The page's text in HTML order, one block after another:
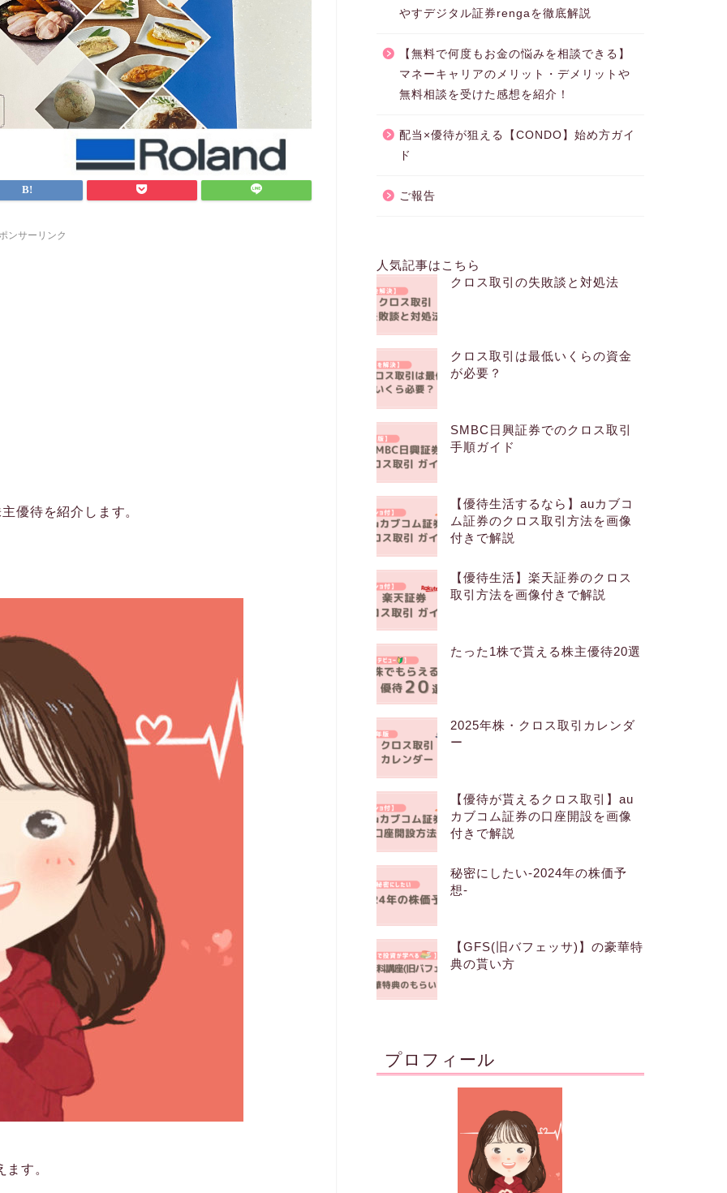
ンサーリンク
優待を紹介します。
す。
やすデジタル証券rengaを徹底解説
【無料で何度もお金の悩みを相談できる】
マネーキャリアのメリット・デメリットや
無料相談を受けた感想を紹介！
配当×優待が狙える【CONDO】始め方ガイ
ド
ご報告
人気記事はこちら
クロス取引の失敗談と対処法
クロス取引は最低いくらの資金
が必要？
SMBC日興証券でのクロス取引
手順ガイド
【優待生活するなら】auカブコ
ム証券のクロス取引方法を画像
付きで解説
【優待生活】楽天証券のクロス
取引方法を画像付きで解説
たった1株で貰える株主優待20選
2025年株・クロス取引カレンダ
ー
【優待が貰えるクロス取引】au
カブコム証券の口座開設を画像
付きで解説
秘密にしたい-2024年の株価予
想-
【GFS(旧バフェッサ)】の豪華特
典の貰い方
プロフィール